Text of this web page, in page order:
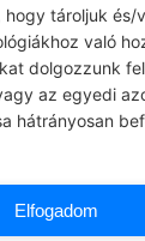
hogy tároljuk
való
dolgozzunk
az egyedi
hátrányosan
Elfogadom